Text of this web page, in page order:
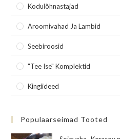
Kodulõhnastajad
Aroomivahad Ja Lambid
Seebiroosid
"Tee Ise" Komplektid
Kingiideed
Populaarseimad Tooted